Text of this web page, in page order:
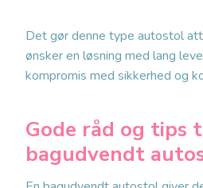
Det gør denne type autostol
ønsker en løsning med lang
kompromis med sikkerhed og
Gode råd og tips
bagudvendt